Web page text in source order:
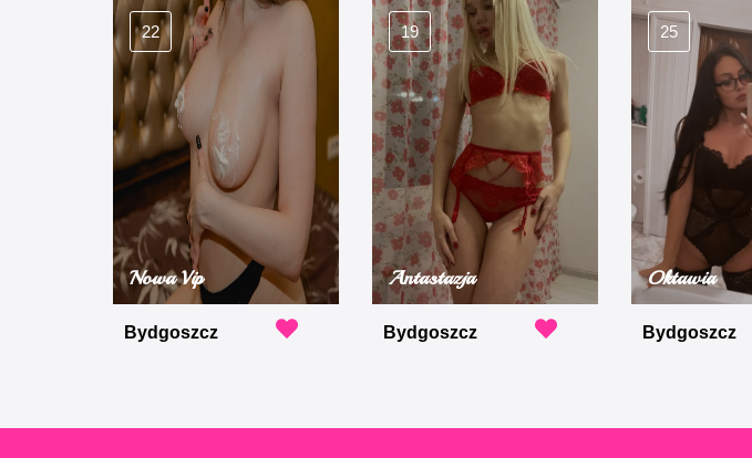
22
Nowa Vip
Bydgoszcz
19
Antastazja
Bydgoszcz
25
Oktawia
Bydgoszcz